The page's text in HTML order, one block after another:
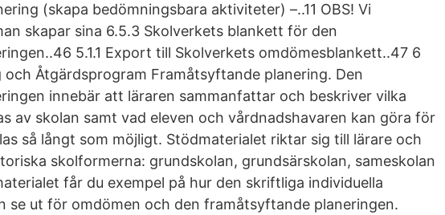
(skapa bedömningsbara aktiviteter) –..11 OBS! Vi
skapar sina 6.5.3 Skolverkets blankett för den
5.1.1 Export till Skolverkets omdömesblankett..47 6
och Åtgärdsprogram Framåtsyftande planering. Den
innebär att läraren sammanfattar och beskriver vilka
av skolan samt vad eleven och vårdnadshavaren kan göra för
så långt som möjligt. Stödmaterialet riktar sig till lärare och
skolformerna: grundskolan, grundsärskolan, sameskolan
får du exempel på hur den skriftliga individuella
se ut för omdömen och den framåtsyftande planeringen.